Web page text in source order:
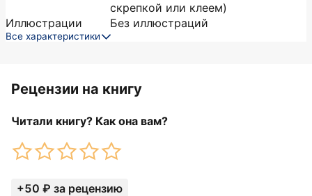
скрепкой или клеем)
Иллюстрации
Без иллюстраций
Все характеристики
Рецензии на книгу
Читали книгу? Как она вам?
+50 ₽ за рецензию